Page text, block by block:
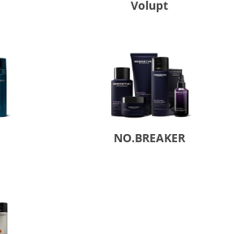
Volupt
NO.BREAKER